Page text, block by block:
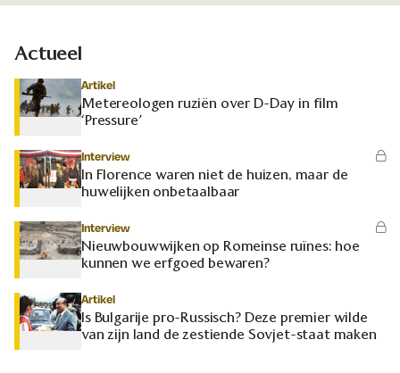
Actueel
Artikel
Metereologen ruziën over D-Day in film
‘Pressure’
Interview
In Florence waren niet de huizen, maar de
huwelijken onbetaalbaar
Interview
Nieuwbouwwijken op Romeinse ruïnes: hoe
kunnen we erfgoed bewaren?
Artikel
Is Bulgarije pro-Russisch? Deze premier wilde
van zijn land de zestiende Sovjet-staat maken